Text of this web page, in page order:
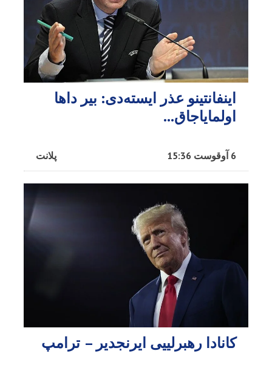
اینفانتینو عذر ایسته‌دی: بیر داها
اولمایاجاق…
پلانت 6 آوقوست 15:36
کانادا رهبرلییی ایرنجدیر – ترامپ